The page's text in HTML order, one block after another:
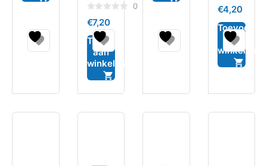
0
uit
5
0
€7,20
Toevoegen
aan
winkelwagen
0
5
€4,20
Toevoegen
aan